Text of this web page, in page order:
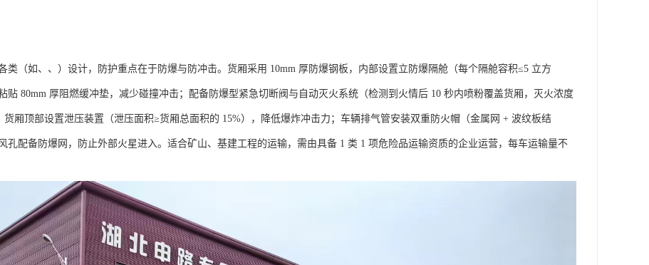
类（如、、）设计，防护重点在于防爆与防冲击。货厢采用 10mm 厚防爆钢板，内部设置立防爆隔舱（每个隔舱容积≤5 立方
贴 80mm 厚阻燃缓冲垫，减少碰撞冲击；配备防爆型紧急切断阀与自动灭火系统（检测到火情后 10 秒内喷粉覆盖货厢，灭火浓度
货厢顶部设置泄压装置（泄压面积≥货厢总面积的 15%），降低爆炸冲击力；车辆排气管安装双重防火帽（金属网 + 波纹板结
孔配备防爆网，防止外部火星进入。适合矿山、基建工程的运输，需由具备 1 类 1 项危险品运输资质的企业运营，每车运输量不